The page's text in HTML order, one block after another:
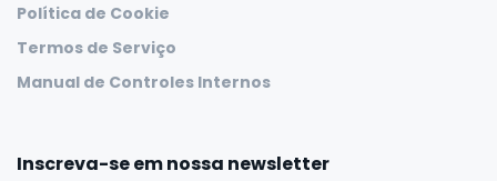
Política de Cookie
Termos de Serviço
Manual de Controles Internos
Inscreva-se em nossa newsletter